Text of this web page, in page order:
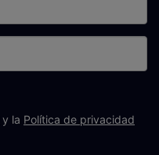
y la Política de privacidad